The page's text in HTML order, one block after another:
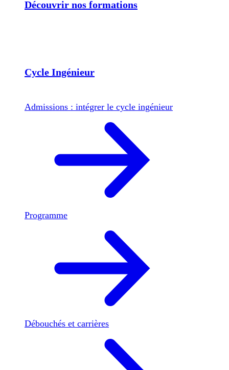
Découvrir nos formations
Cycle Ingénieur
Admissions : intégrer le cycle ingénieur
Programme
Débouchés et carrières